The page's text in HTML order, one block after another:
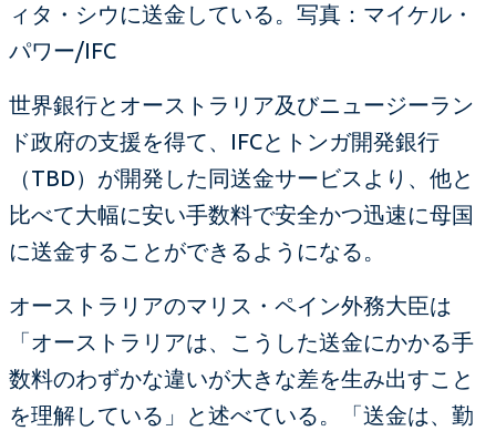
ィタ・シウに送金している。写真：マイケル・
パワー/IFC
世界銀行とオーストラリア及びニュージーラン
ド政府の支援を得て、IFCとトンガ開発銀行
（TBD）が開発した同送金サービスより、他と
比べて大幅に安い手数料で安全かつ迅速に母国
に送金することができるようになる。
オーストラリアのマリス・ペイン外務大臣は
「オーストラリアは、こうした送金にかかる手
数料のわずかな違いが大きな差を生み出すこと
を理解している」と述べている。「送金は、勤